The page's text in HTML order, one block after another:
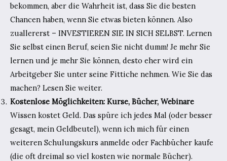
bekommen, aber die Wahrheit ist, dass Sie die besten
Chancen haben, wenn Sie etwas bieten können. Also
zuallererst – INVESTIEREN SIE IN SICH SELBST. Lernen
Sie selbst einen Beruf, seien Sie nicht dumm! Je mehr Sie
lernen und je mehr Sie können, desto eher wird ein
Arbeitgeber Sie unter seine Fittiche nehmen. Wie Sie das
machen? Lesen Sie weiter.
Kostenlose Möglichkeiten: Kurse, Bücher, Webinare
Wissen kostet Geld. Das spüre ich jedes Mal (oder besser
gesagt, mein Geldbeutel), wenn ich mich für einen
weiteren Schulungskurs anmelde oder Fachbücher kaufe
(die oft dreimal so viel kosten wie normale Bücher).